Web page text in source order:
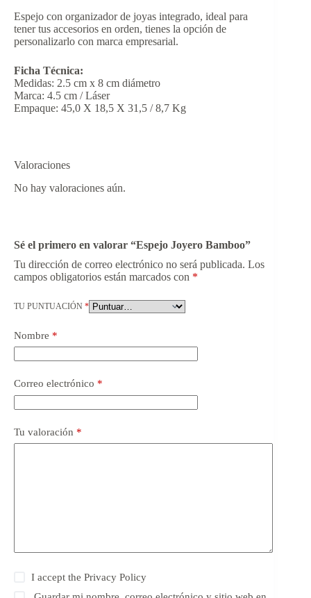
Espejo con organizador de joyas integrado, ideal para
tener tus accesorios en orden, tienes la opción de
personalizarlo con marca empresarial.
Ficha Técnica:
Medidas: 2.5 cm x 8 cm diámetro
Marca: 4.5 cm / Láser
Empaque: 45,0 X 18,5 X 31,5 / 8,7 Kg
Valoraciones
No hay valoraciones aún.
Sé el primero en valorar “Espejo Joyero Bamboo”
Tu dirección de correo electrónico no será publicada. Los
campos obligatorios están marcados con *
TU PUNTUACIÓN *
Nombre *
Correo electrónico *
Tu valoración *
I accept thePrivacy Policy